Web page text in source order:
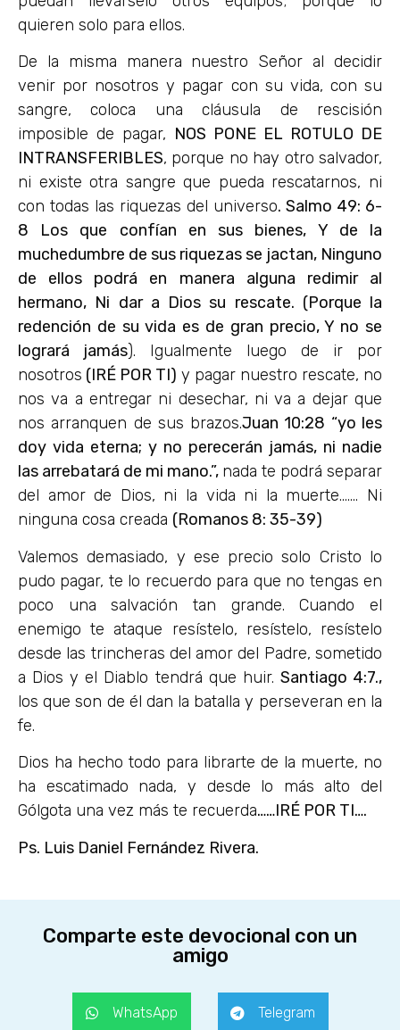
quieren solo para ellos.
De la misma manera nuestro Señor al decidir
venir por nosotros y pagar con su vida, con su
sangre, coloca una cláusula de rescisión
imposible de pagar, NOS PONE EL ROTULO DE
INTRANSFERIBLES, porque no hay otro salvador,
ni existe otra sangre que pueda rescatarnos, ni
con todas las riquezas del universo. Salmo 49: 6-
8 Los que confían en sus bienes, Y de la
muchedumbre de sus riquezas se jactan, Ninguno
de ellos podrá en manera alguna redimir al
hermano, Ni dar a Dios su rescate. (Porque la
redención de su vida es de gran precio, Y no se
logrará jamás). Igualmente luego de ir por
nosotros (IRÉ POR TI) y pagar nuestro rescate, no
nos va a entregar ni desechar, ni va a dejar que
nos arranquen de sus brazos.Juan 10:28 “yo les
doy vida eterna; y no perecerán jamás, ni nadie
las arrebatará de mi mano.”, nada te podrá separar
del amor de Dios, ni la vida ni la muerte……. Ni
ninguna cosa creada (Romanos 8: 35-39)
Valemos demasiado, y ese precio solo Cristo lo
pudo pagar, te lo recuerdo para que no tengas en
poco una salvación tan grande. Cuando el
enemigo te ataque resístelo, resístelo, resístelo
desde las trincheras del amor del Padre, sometido
a Dios y el Diablo tendrá que huir. Santiago 4:7.,
los que son de él dan la batalla y perseveran en la
fe.
Dios ha hecho todo para librarte de la muerte, no
ha escatimado nada, y desde lo más alto del
Gólgota una vez más te recuerda……IRÉ POR TI….
Ps. Luis Daniel Fernández Rivera.
Comparte este devocional con un
amigo
WhatsApp Telegram